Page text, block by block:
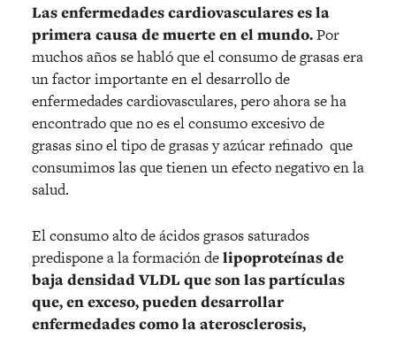
Las enfermedades cardiovasculares es la
primera causa de muerte en el mundo.Por
muchos años se habló que el consumo de grasas era
un factor importante en el desarrollo de
enfermedades cardiovasculares, pero ahora se ha
encontrado que no es el consumo excesivo de
grasas sino el tipo de grasas y azúcar refinado que
consumimos las que tienen un efecto negativo en la
salud.
El consumo alto de ácidos grasos saturados
predispone a la formación delipoproteínas de
baja densidad VLDL que son las partículas
que, en exceso, pueden desarrollar
enfermedades como la aterosclerosis,